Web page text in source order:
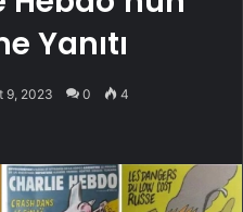
Yanıtı
9, 2023 0 4